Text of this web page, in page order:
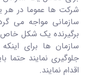
شرکت ها عموما در هر
سازمانی مواجه می
برگیرنده یک شکل
سازمان ها برای
جلوگیری نمایند حتما
اقدام نمایند.